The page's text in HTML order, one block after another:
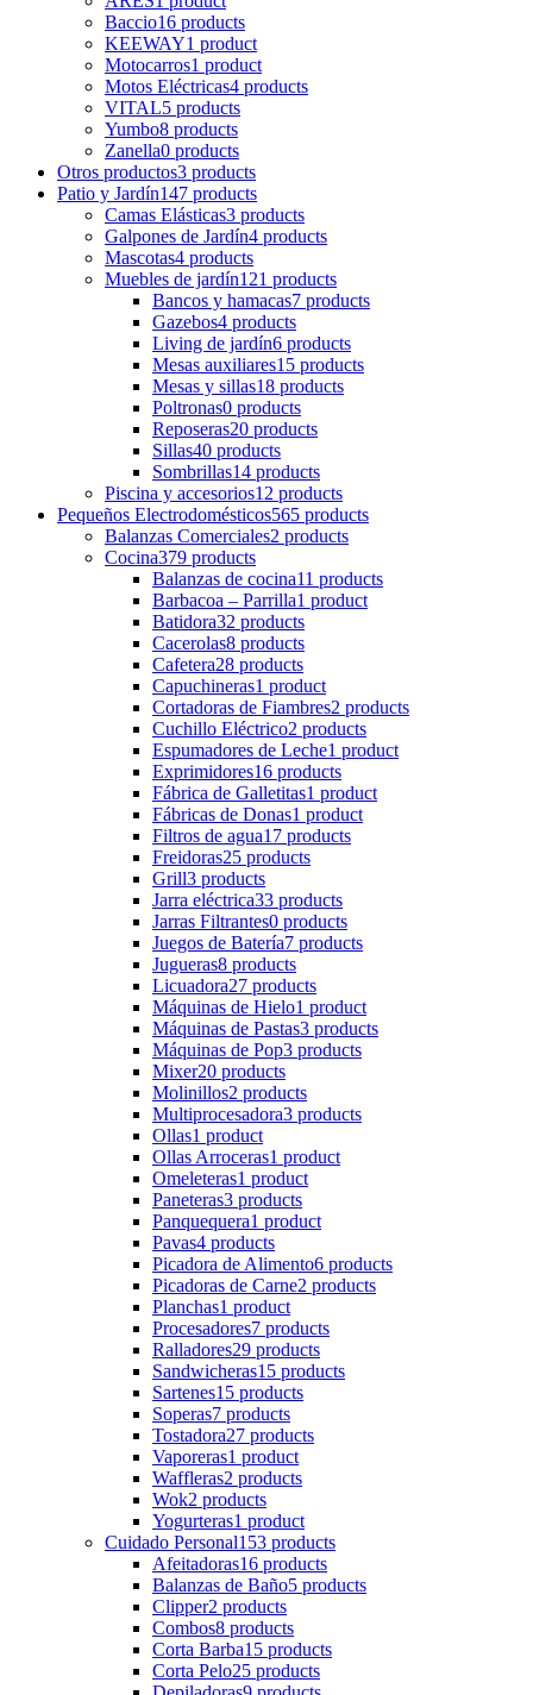
Baccio16 products
KEEWAY1 product
Motocarros1 product
Motos Eléctricas4 products
VITAL5 products
Yumbo8 products
Zanella0 products
Otros productos3 products
Patio y Jardín147 products
Camas Elásticas3 products
Galpones de Jardín4 products
Mascotas4 products
Muebles de jardín121 products
Bancos y hamacas7 products
Gazebos4 products
Living de jardín6 products
Mesas auxiliares15 products
Mesas y sillas18 products
Poltronas0 products
Reposeras20 products
Sillas40 products
Sombrillas14 products
Piscina y accesorios12 products
Pequeños Electrodomésticos565 products
Balanzas Comerciales2 products
Cocina379 products
Balanzas de cocina11 products
Barbacoa – Parrilla1 product
Batidora32 products
Cacerolas8 products
Cafetera28 products
Capuchineras1 product
Cortadoras de Fiambres2 products
Cuchillo Eléctrico2 products
Espumadores de Leche1 product
Exprimidores16 products
Fábrica de Galletitas1 product
Fábricas de Donas1 product
Filtros de agua17 products
Freidoras25 products
Grill3 products
Jarra eléctrica33 products
Jarras Filtrantes0 products
Juegos de Batería7 products
Jugueras8 products
Licuadora27 products
Máquinas de Hielo1 product
Máquinas de Pastas3 products
Máquinas de Pop3 products
Mixer20 products
Molinillos2 products
Multiprocesadora3 products
Ollas1 product
Ollas Arroceras1 product
Omeleteras1 product
Paneteras3 products
Panquequera1 product
Pavas4 products
Picadora de Alimento6 products
Picadoras de Carne2 products
Planchas1 product
Procesadores7 products
Ralladores29 products
Sandwicheras15 products
Sartenes15 products
Soperas7 products
Tostadora27 products
Vaporeras1 product
Waffleras2 products
Wok2 products
Yogurteras1 product
Cuidado Personal153 products
Afeitadoras16 products
Balanzas de Baño5 products
Clipper2 products
Combos8 products
Corta Barba15 products
Corta Pelo25 products